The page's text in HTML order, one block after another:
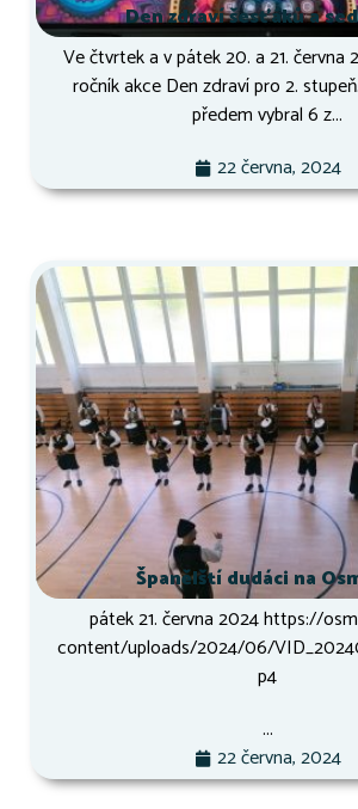
Den zdraví šesťáků a
Ve čtvrtek a v pátek 20. a 21. června
ročník akce Den zdraví pro 2.
předem vybral 6 z...
22 června, 2024
Španělští dudáci na
pátek 21. června 2024 https://
content/uploads/2024/06/
p4
...
22 června, 2024